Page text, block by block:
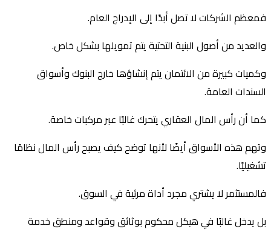
فمعظم الشركات لا تصل أبدًا إلى الإدراج العام.
والعديد من أصول البنية التحتية يتم تمويلها بشكل خاص.
وكميات كبيرة من الائتمان يتم إنشاؤها خارج البنوك وأسواق
السندات العامة.
كما أن رأس المال العقاري يتحرك غالبًا عبر مركبات خاصة.
وتهم هذه الأسواق أيضًا لأنها توضح كيف يصبح رأس المال نظامًا
تشغيليًا.
فالمستثمر لا يشتري مجرد أداة مرئية في السوق.
بل يدخل غالبًا في هيكل محكوم بوثائق وقواعد ومنطق خدمة